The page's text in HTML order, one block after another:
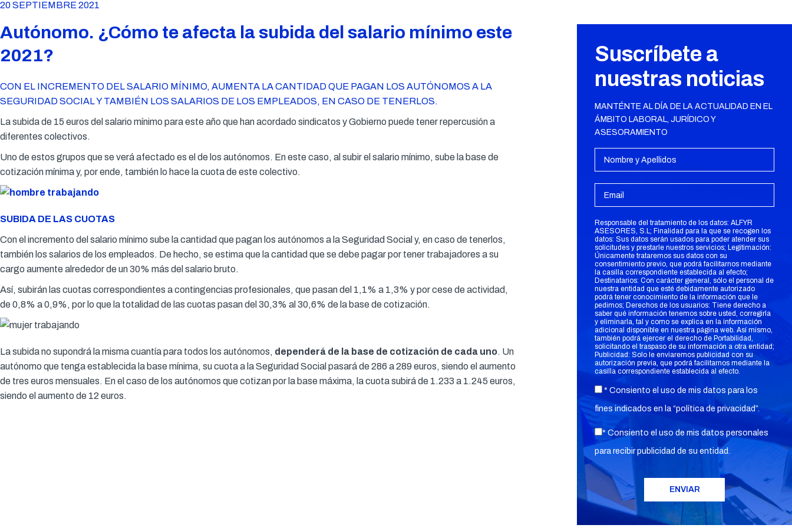
20 SEPTIEMBRE 2021
Autónomo. ¿Cómo te afecta la subida del salario mínimo este
2021?
CON EL INCREMENTO DEL SALARIO MÍNIMO, AUMENTA LA CANTIDAD QUE PAGAN LOS AUTÓNOMOS A LA
SEGURIDAD SOCIAL Y TAMBIÉN LOS SALARIOS DE LOS EMPLEADOS, EN CASO DE TENERLOS.
La subida de 15 euros del salario mínimo para este año que han acordado sindicatos y Gobierno puede tener repercusión a
diferentes colectivos.
Uno de estos grupos que se verá afectado es el de los autónomos. En este caso, al subir el salario mínimo, sube la base de
cotización mínima y, por ende, también lo hace la cuota de este colectivo.
SUBIDA DE LAS CUOTAS
Con el incremento del salario mínimo sube la cantidad que pagan los autónomos a la Seguridad Social y, en caso de tenerlos,
también los salarios de los empleados. De hecho, se estima que la cantidad que se debe pagar por tener trabajadores a su
cargo aumente alrededor de un 30% más del salario bruto.
Así, subirán las cuotas correspondientes a contingencias profesionales, que pasan del 1,1% a 1,3% y por cese de actividad,
de 0,8% a 0,9%, por lo que la totalidad de las cuotas pasan del 30,3% al 30,6% de la base de cotización.
La subida no supondrá la misma cuantía para todos los autónomos, dependerá de la base de cotización de cada uno. Un
autónomo que tenga establecida la base mínima, su cuota a la Seguridad Social pasará de 286 a 289 euros, siendo el aumento
de tres euros mensuales. En el caso de los autónomos que cotizan por la base máxima, la cuota subirá de 1.233 a 1.245 euros,
siendo el aumento de 12 euros.
Suscríbete a
nuestras noticias
MANTÉNTE AL DÍA DE LA ACTUALIDAD EN EL
ÁMBITO LABORAL, JURÍDICO Y
ASESORAMIENTO
Responsable del tratamiento de los datos: ALFYR
ASESORES, S.L; Finalidad para la que se recogen los
datos: Sus datos serán usados para poder atender sus
solicitudes y prestarle nuestros servicios; Legitimación:
Únicamente trataremos sus datos con su
consentimiento previo, que podrá facilitarnos mediante
la casilla correspondiente establecida al efecto;
Destinatarios: Con carácter general, sólo el personal de
nuestra entidad que esté debidamente autorizado
podrá tener conocimiento de la información que le
pedimos; Derechos de los usuarios: Tiene derecho a
saber qué información tenemos sobre usted, corregirla
y eliminarla, tal y como se explica en la información
adicional disponible en nuestra página web. Así mismo,
también podrá ejercer el derecho de Portabilidad,
solicitando el traspaso de su información a otra entidad;
Publicidad: Solo le enviaremos publicidad con su
autorización previa, que podrá facilitarnos mediante la
casilla correspondiente establecida al efecto.
* Consiento el uso de mis datos para los
fines indicados en la “política de privacidad”.
* Consiento el uso de mis datos personales
para recibir publicidad de su entidad.